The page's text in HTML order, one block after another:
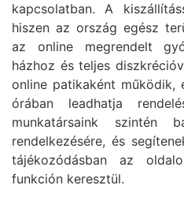
kapcsolatban. A
hiszen az ország egész
az online megrendelt
házhoz és teljes
online patikaként
órában leadhatja
munkatársaink szintén
rendelkezésére, és
tájékozódásban az
funkción keresztül.